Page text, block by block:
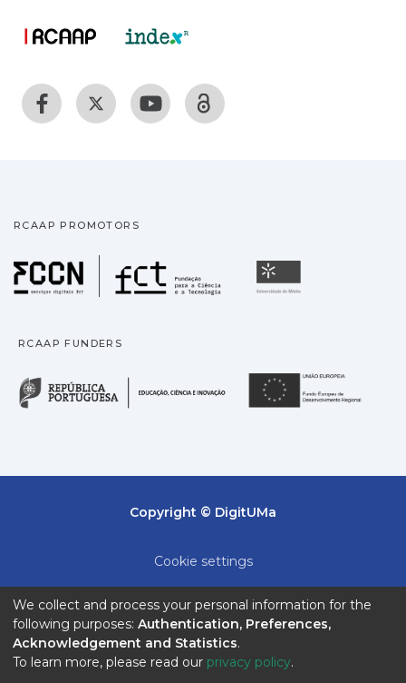
RCAAP PROMOTORS
Fundação para a
RCAAP FUNDERS
República Portuguesa
Copyright © DigitUMa
Cookie settings
End User Agreement
Send Feedback
We collect and process your personal information for the
following purposes: Authentication, Preferences,
Acknowledgement and Statistics.
To learn more, please read our privacy policy.